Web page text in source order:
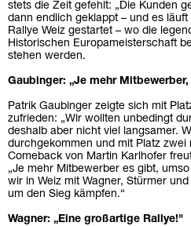
stets die Zeit gefehlt: „Die Kunden
dann endlich geklappt – und es
Rallye Weiz gestartet – wo die
Historischen Europameisterschaft
stehen werden.
Gaubinger: „Je mehr
Patrik Gaubinger zeigte sich mit
zufrieden: „Wir wollten unbedingt
deshalb aber nicht viel langsamer.
durchgekommen und mit Platz zwei
Comeback von Martin Karlhofer
„Je mehr Mitbewerber es gibt,
wir in Weiz mit Wagner, Stürmer
um den Sieg kämpfen.“
Wagner: „Eine großartige Rallye!"